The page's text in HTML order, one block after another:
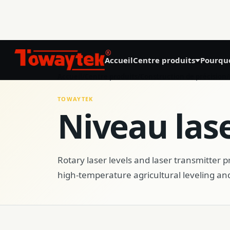
®
AccueilCentre produits
01
GNSS Land Leveling System AG808
GNSS Autosteering System AG608
Laser Land Leveling System AG606
TOWAYTEK
Niveau
Rotary laser levels and laser transmitter
high-temperature agricultural leveling